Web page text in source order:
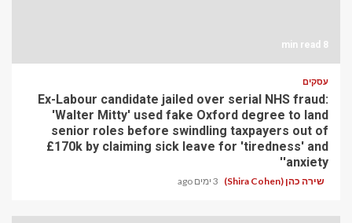
8 min read
עסקים
Ex-Labour candidate jailed over serial NHS fraud:
'Walter Mitty' used fake Oxford degree to land
senior roles before swindling taxpayers out of
£170k by claiming sick leave for 'tiredness' and
'anxiety'
שירה כהן (Shira Cohen) 3 ימים ago